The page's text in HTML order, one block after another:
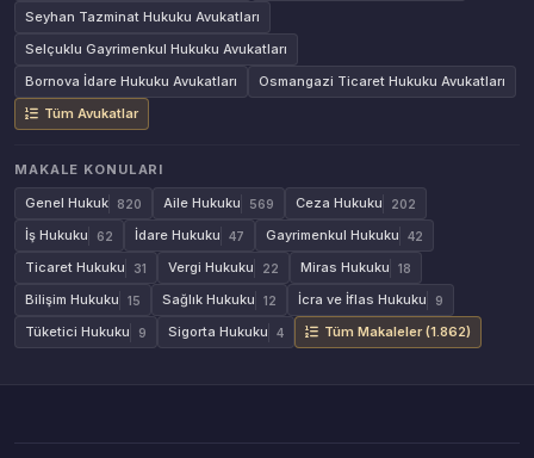
Seyhan Tazminat Hukuku Avukatları
Selçuklu Gayrimenkul Hukuku Avukatları
Bornova İdare Hukuku Avukatları
Osmangazi Ticaret Hukuku Avukatları
Tüm Avukatlar
MAKALE KONULARI
Genel Hukuk
820 Aile Hukuku 569 Ceza Hukuku 202
İş Hukuku 62 İdare Hukuku 47 Gayrimenkul Hukuku 42
Ticaret Hukuku 31 Vergi Hukuku 22 Miras Hukuku 18
Bilişim Hukuku 15 Sağlık Hukuku 12 İcra ve İflas Hukuku 9
Tüketici Hukuku 9 Sigorta Hukuku 4 Tüm Makaleler (1.862)